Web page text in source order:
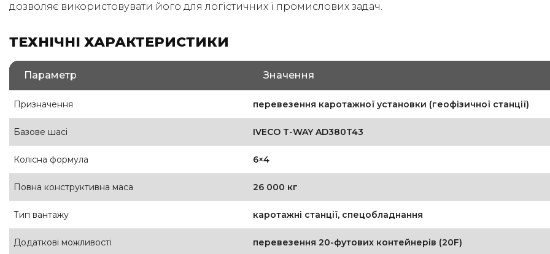
дозволяє використовувати його для логістичних і промислових задач.
ТЕХНІЧНІ ХАРАКТЕРИСТИКИ
Параметр Значення
Призначення перевезення каротажної установки (геофізичної станції)
Базове шасі IVECO T-WAY AD380T43
Колісна формула 6×4
Повна конструктивна маса 26 000 кг
Тип вантажу каротажні станції, спецобладнання
Додаткові можливості перевезення 20-футових контейнерів (20F)